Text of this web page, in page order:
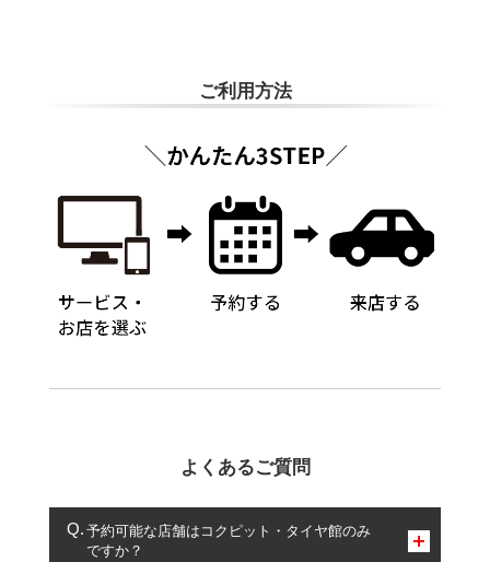
ご利用方法
よくあるご質問
予約可能な店舗はコクピット・タイヤ館のみ
ですか？